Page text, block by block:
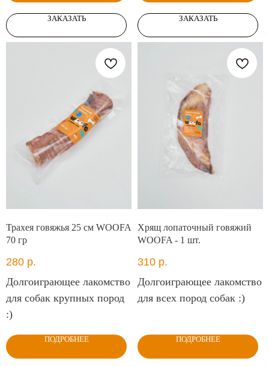
ЗАКАЗАТЬ ЗАКАЗАТЬ
Трахея говяжья 25 см WOOFA
70 гр
280 р.
Долгоиграющее лакомство
для собак крупных пород
:)
ПОДРОБНЕЕ
Хрящ лопаточный говяжий
WOOFA - 1 шт.
310 р.
Долгоиграющее лакомство
для всех пород собак :)
ПОДРОБНЕЕ
Политика конфиденциальности
Пользовательское соглашение
Каталог
Преимущества
+7 (985) 929-11-
ПН-ПТ: с 10:00 до 19:00
Время работы:
СБ-ВС: выходные